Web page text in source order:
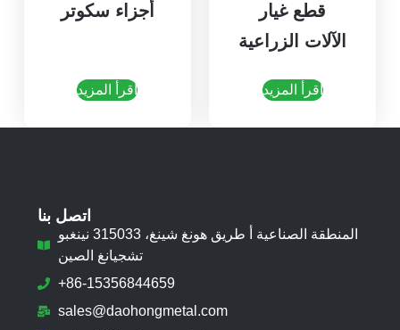
أجزاء سكوتر
اقرأ المزيد
قطع غيار
الآلات الزراعية
اقرأ المزيد
اتصل بنا
المنطقة الصناعية أ طريق هونغ شينغ، 315033 نينغبو
تشجيانغ الصين
+86-15356844659
sales@daohongmetal.com